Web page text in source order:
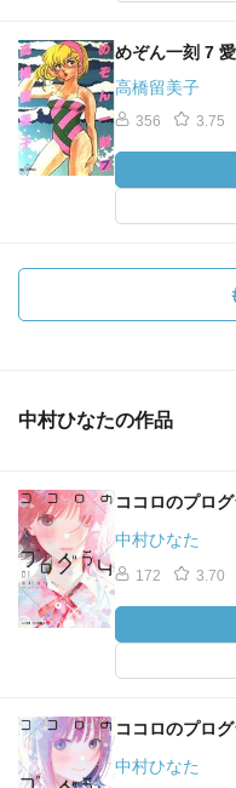
めぞん一刻 7
高橋留美子
356 3.75
中村ひなたの作品
ココロのプロ
中村ひなた
172 3.70
ココロのプロ
中村ひなた